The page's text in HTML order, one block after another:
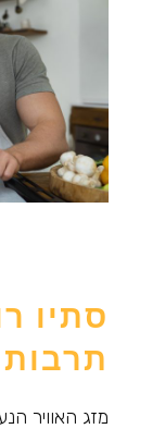
סתיו
תרבות
מזג האוויר